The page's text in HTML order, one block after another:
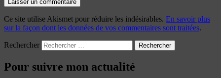
Ce site utilise Akismet pour réduire les indésirables. En savoir plus
sur la façon dont les données de vos commentaires sont traitées.
Rechercher
Pour suivre mon actualité